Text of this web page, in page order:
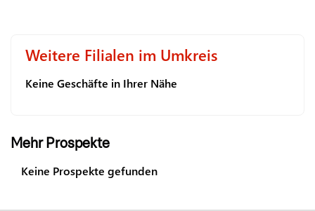
Weitere Filialen im Umkreis
Keine Geschäfte in Ihrer Nähe
Mehr Prospekte
Keine Prospekte gefunden